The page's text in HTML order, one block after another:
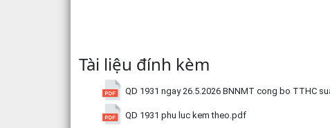
Tài liệu đính kèm
QD 1931 ngay 26.5.2026 BNNMT cong bo TTHC
QD 1931 phu luc kem theo.pdf